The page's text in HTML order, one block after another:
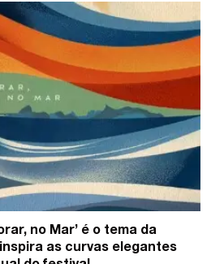
no Mar’ é o tema da
as curvas elegantes